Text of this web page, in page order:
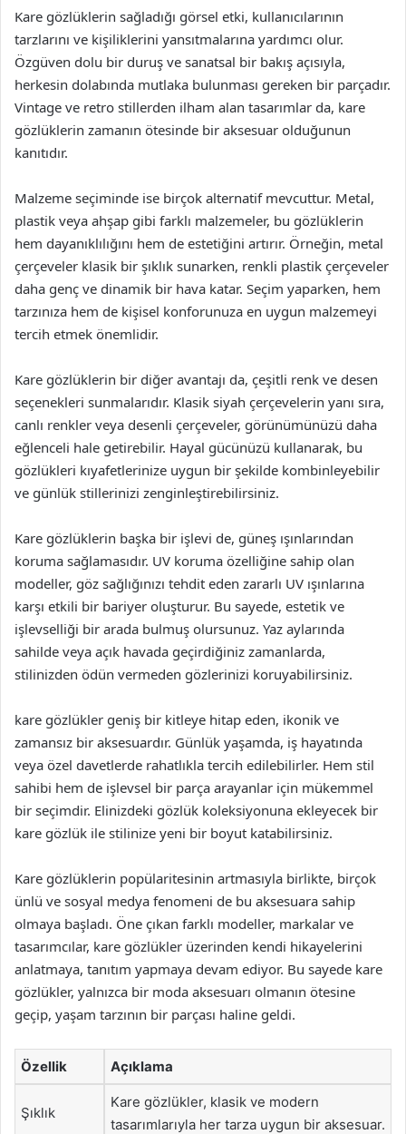
Kare gözlüklerin sağladığı görsel etki, kullanıcılarının
tarzlarını ve kişiliklerini yansıtmalarına yardımcı olur.
Özgüven dolu bir duruş ve sanatsal bir bakış açısıyla,
herkesin dolabında mutlaka bulunması gereken bir parçadır.
Vintage ve retro stillerden ilham alan tasarımlar da, kare
gözlüklerin zamanın ötesinde bir aksesuar olduğunun
kanıtıdır.
Malzeme seçiminde ise birçok alternatif mevcuttur. Metal,
plastik veya ahşap gibi farklı malzemeler, bu gözlüklerin
hem dayanıklılığını hem de estetiğini artırır. Örneğin, metal
çerçeveler klasik bir şıklık sunarken, renkli plastik çerçeveler
daha genç ve dinamik bir hava katar. Seçim yaparken, hem
tarzınıza hem de kişisel konforunuza en uygun malzemeyi
tercih etmek önemlidir.
Kare gözlüklerin bir diğer avantajı da, çeşitli renk ve desen
seçenekleri sunmalarıdır. Klasik siyah çerçevelerin yanı sıra,
canlı renkler veya desenli çerçeveler, görünümünüzü daha
eğlenceli hale getirebilir. Hayal gücünüzü kullanarak, bu
gözlükleri kıyafetlerinize uygun bir şekilde kombinleyebilir
ve günlük stillerinizi zenginleştirebilirsiniz.
Kare gözlüklerin başka bir işlevi de, güneş ışınlarından
koruma sağlamasıdır. UV koruma özelliğine sahip olan
modeller, göz sağlığınızı tehdit eden zararlı UV ışınlarına
karşı etkili bir bariyer oluşturur. Bu sayede, estetik ve
işlevselliği bir arada bulmuş olursunuz. Yaz aylarında
sahilde veya açık havada geçirdiğiniz zamanlarda,
stilinizden ödün vermeden gözlerinizi koruyabilirsiniz.
kare gözlükler geniş bir kitleye hitap eden, ikonik ve
zamansız bir aksesuardır. Günlük yaşamda, iş hayatında
veya özel davetlerde rahatlıkla tercih edilebilirler. Hem stil
sahibi hem de işlevsel bir parça arayanlar için mükemmel
bir seçimdir. Elinizdeki gözlük koleksiyonuna ekleyecek bir
kare gözlük ile stilinize yeni bir boyut katabilirsiniz.
Kare gözlüklerin popülaritesinin artmasıyla birlikte, birçok
ünlü ve sosyal medya fenomeni de bu aksesuara sahip
olmaya başladı. Öne çıkan farklı modeller, markalar ve
tasarımcılar, kare gözlükler üzerinden kendi hikayelerini
anlatmaya, tanıtım yapmaya devam ediyor. Bu sayede kare
gözlükler, yalnızca bir moda aksesuarı olmanın ötesine
geçip, yaşam tarzının bir parçası haline geldi.
Özellik Açıklama
Şıklık
Kare gözlükler, klasik ve modern
tasarımlarıyla her tarza uygun bir aksesuar.